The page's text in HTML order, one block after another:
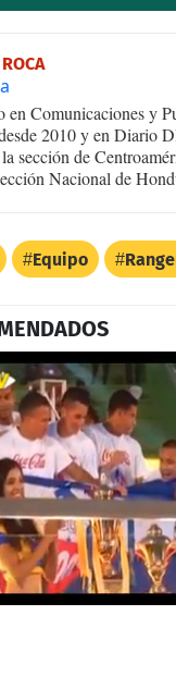
en Comunicaciones y
2010 y en Diario
sección de
Nacional de
Equipo